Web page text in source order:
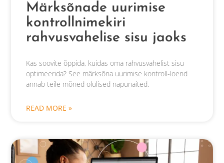
Märksõnade uurimise
kontrollnimekiri
rahvusvahelise sisu jaoks
Kas soovite õppida, kuidas oma rahvusvahelist sisu
optimeerida? See märksõna uurimise kontroll-loend
annab teile mõned olulised näpunäited.
READ MORE »